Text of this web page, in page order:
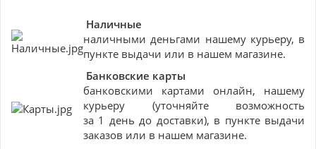
Наличные
наличными деньгами нашему курьеру, в
пункте выдачи или в нашем магазине.
Банковские карты
банковскими картами онлайн, нашему
курьеру (уточняйте возможность
за 1 день до доставки), в пункте выдачи
заказов или в нашем магазине.